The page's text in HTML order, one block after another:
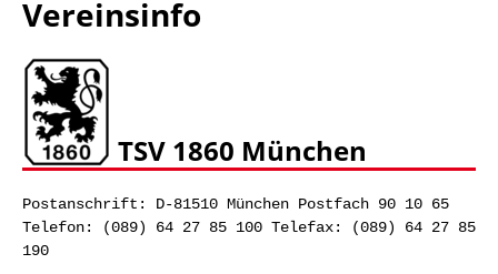
Vereinsinfo
TSV 1860 München
Postanschrift: D-81510 München Postfach 90 10 65
Telefon: (089) 64 27 85 100 Telefax: (089) 64 27 85
190